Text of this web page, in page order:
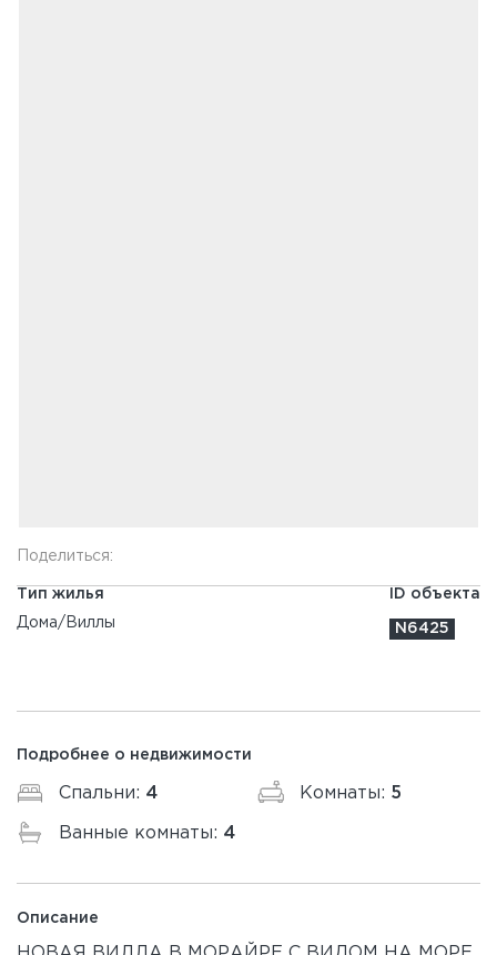
Поделиться:
Тип жилья
Дома/Виллы
ID объекта
N6425
Подробнее о недвижимости
Спальни: 4 Комнаты: 5
Ванные комнаты: 4
Описание